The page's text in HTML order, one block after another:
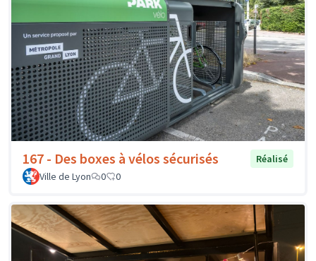
167 - Des boxes à vélos sécurisés
Réalisé
Ville de Lyon
0 0